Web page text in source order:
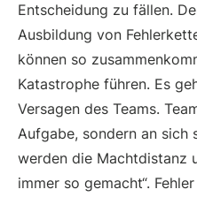
Entscheidung zu fällen.
Ausbildung von
können so
Katastrophe führen. Es
Versagen des Teams.
Aufgabe, sondern an sich
werden die Machtdistanz
immer so gemacht“.